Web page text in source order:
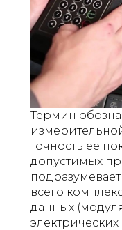
Термин
точность ее
допустимых
всего
данных